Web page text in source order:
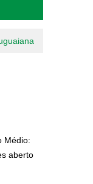
Médio:
aberto